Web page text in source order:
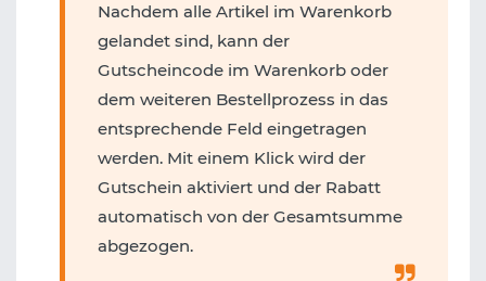
Nachdem alle Artikel im Warenkorb
gelandet sind, kann der
Gutscheincode im Warenkorb oder
dem weiteren Bestellprozess in das
entsprechende Feld eingetragen
werden. Mit einem Klick wird der
Gutschein aktiviert und der Rabatt
automatisch von der Gesamtsumme
abgezogen.